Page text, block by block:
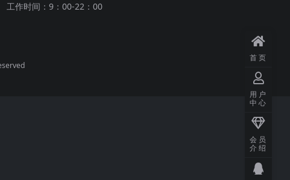
工作时间：9：00-22：00
首页
用户
中心
会员
介绍